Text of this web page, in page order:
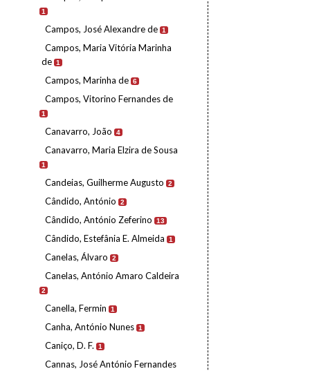
1
Campos, José Alexandre de 1
Campos, Maria Vitória Marinha
de 1
Campos, Marinha de 6
Campos, Vitorino Fernandes de
1
Canavarro, João 4
Canavarro, Maria Elzira de Sousa
1
Candeias, Guilherme Augusto 2
Cândido, António 2
Cândido, António Zeferino 13
Cândido, Estefânia E. Almeida 1
Canelas, Álvaro 2
Canelas, António Amaro Caldeira
2
Canella, Fermin 1
Canha, António Nunes 1
Caniço, D. F. 1
Cannas, José António Fernandes